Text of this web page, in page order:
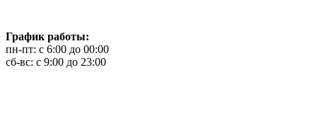
График работы:
пн-пт: с 6:00 до 00:00
сб-вс: с 9:00 до 23:00